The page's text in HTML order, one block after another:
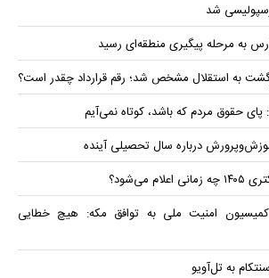
شد
به مرحله پیگیری منطقه‌ای رسید
به استقلال مشخص شد؛ رقم قرارداد چقدر است؟
حقوق مردم که باشد، کوتاه نمی‌آیم
درباره سال تحصیلی آینده
می‌شود؟
امنیت ملی به توافق مکه: هیچ خطایی
به تل‌آویو